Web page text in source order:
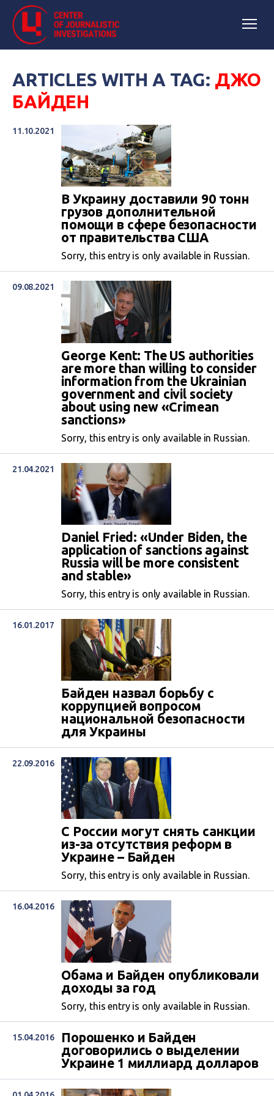
ARTICLES WITH A TAG: ДЖО
БАЙДЕН
11.10.2021
В Украину доставили 90 тонн
грузов дополнительной
помощи в сфере безопасности
от правительства США
Sorry, this entry is only available in Russian.
09.08.2021
George Kent: The US authorities
are more than willing to consider
information from the Ukrainian
government and civil society
about using new «Crimean
sanctions»
Sorry, this entry is only available in Russian.
21.04.2021
Daniel Fried: «Under Biden, the
application of sanctions against
Russia will be more consistent
and stable»
Sorry, this entry is only available in Russian.
16.01.2017
Байден назвал борьбу с
коррупцией вопросом
национальной безопасности
для Украины
22.09.2016
С России могут снять санкции
из-за отсутствия реформ в
Украине – Байден
Sorry, this entry is only available in Russian.
16.04.2016
Обама и Байден опубликовали
доходы за год
Sorry, this entry is only available in Russian.
15.04.2016
Порошенко и Байден
договорились о выделении
Украине 1 миллиард долларов